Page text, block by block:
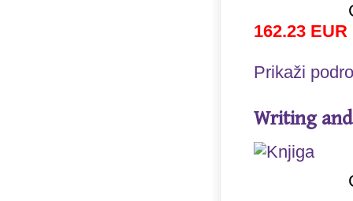
162.23 EUR
Prikaži
Writing